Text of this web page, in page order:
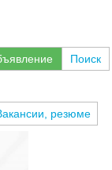
Поиск
резюме